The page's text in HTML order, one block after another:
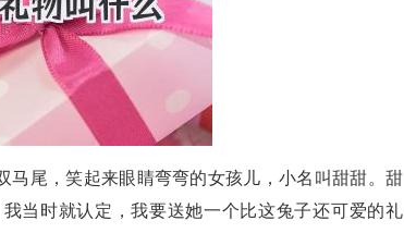
尾，笑起来眼睛弯弯的女孩儿，小名叫甜甜。甜
当时就认定，我要送她一个比这兔子还可爱的礼